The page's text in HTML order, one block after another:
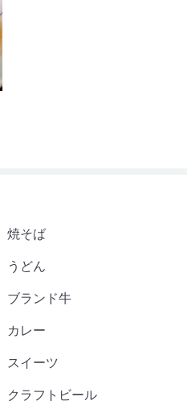
焼そば
うどん
ブランド牛
カレー
スイーツ
クラフトビール